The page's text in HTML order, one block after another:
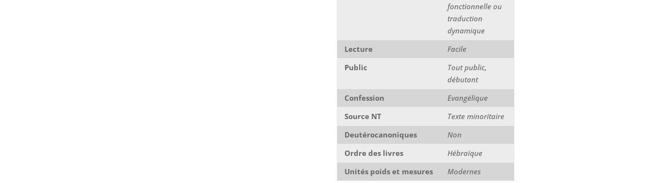
fonctionnelle ou
traduction
dynamique
Lecture
Facile
Public
Tout public,
débutant
Confession
Evangélique
Source NT
Texte minoritaire
Deutérocanoniques
Non
Ordre des livres
Hébraïque
Unités poids et mesures
Modernes